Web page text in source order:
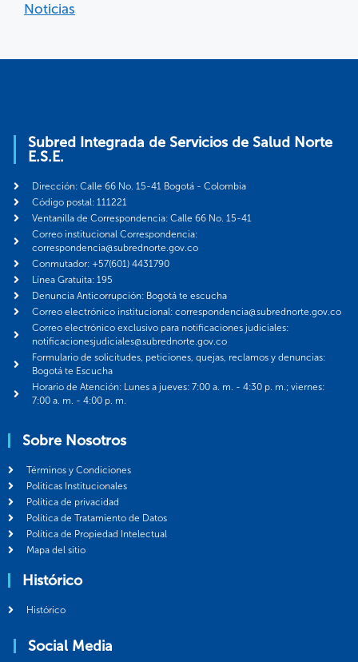
Noticias
Subred Integrada de Servicios de Salud Norte
E.S.E.
Dirección: Calle 66 No. 15-41 Bogotá - Colombia
Código postal: 111221
Ventanilla de Correspondencia: Calle 66 No. 15-41
Correo institucional Correspondencia:
correspondencia@subrednorte.gov.co
Conmutador: +57(601) 4431790
Línea Gratuita: 195
Denuncia Anticorrupción: Bogotá te escucha
Correo electrónico institucional: correspondencia@subrednorte.gov.co
Correo electrónico exclusivo para notificaciones judiciales:
notificacionesjudiciales@subrednorte.gov.co
Formulario de solicitudes, peticiones, quejas, reclamos y denuncias:
Bogotá te Escucha
Horario de Atención: Lunes a jueves: 7:00 a. m. - 4:30 p. m.; viernes:
7:00 a. m. - 4:00 p. m.
Sobre Nosotros
Términos y Condiciones
Politicas Institucionales
Política de privacidad
Política de Tratamiento de Datos
Política de Propiedad Intelectual
Mapa del sitio
Histórico
Histórico
Social Media